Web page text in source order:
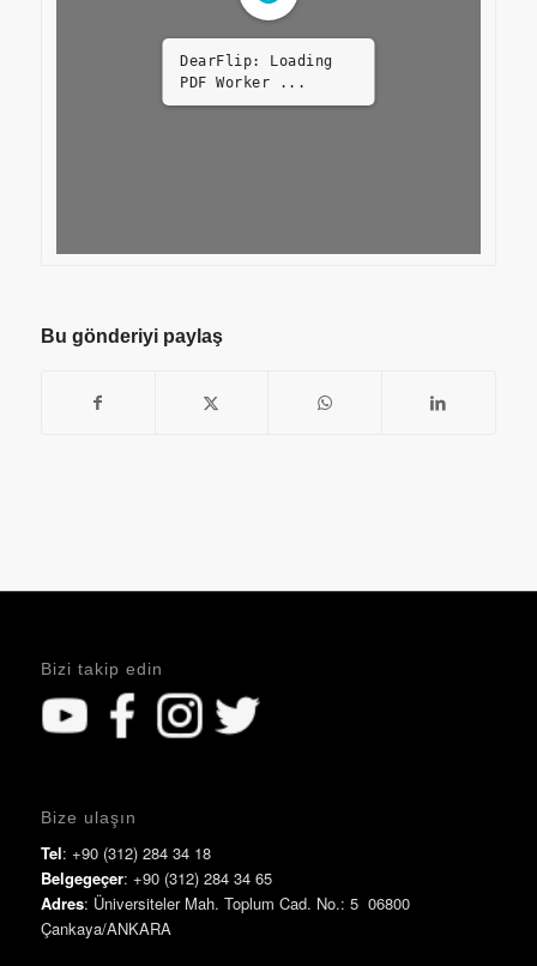
DearFlip: Loading
PDF Worker ...
Bu gönderiyi paylaş
Bizi takip edin
Bize ulaşın
Tel: +90 (312) 284 34 18
Belgegeçer: +90 (312) 284 34 65
Adres: Üniversiteler Mah. Toplum Cad. No.: 5 06800
Çankaya/ANKARA